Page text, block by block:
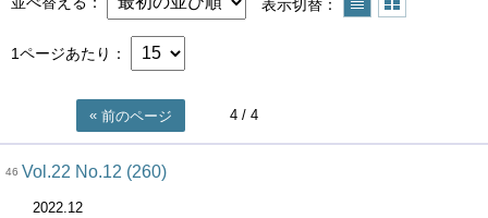
表示切替
1ページあたり
前のページ 4 / 4
46 Vol.22 No.12 (260)
2022.12